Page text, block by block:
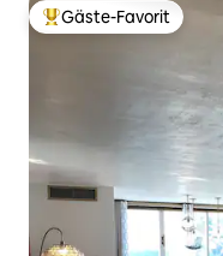
Beliebter Gäste-Favorit.
Gäste-Favorit